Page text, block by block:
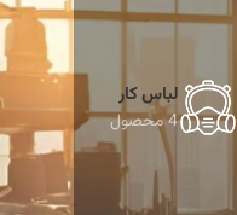
لباس کار
4 محصول